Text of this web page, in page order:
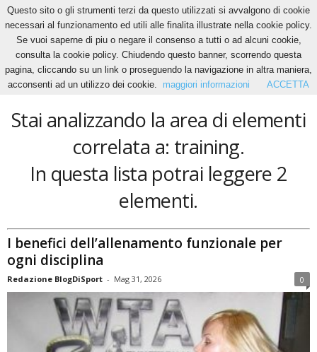
Home Tags Training
training
Stai analizzando la area di elementi
correlata a: training.
In questa lista potrai leggere 2
elementi.
I benefici dell’allenamento funzionale per
ogni disciplina
Redazione BlogDiSport - Mag 31, 2026 0
Questo sito o gli strumenti terzi da questo utilizzati si avvalgono di cookie
necessari al funzionamento ed utili alle finalita illustrate nella cookie policy.
Se vuoi saperne di piu o negare il consenso a tutti o ad alcuni cookie,
consulta la cookie policy. Chiudendo questo banner, scorrendo questa
pagina, cliccando su un link o proseguendo la navigazione in altra maniera,
acconsenti ad un utilizzo dei cookie.
maggiori informazioni ACCETTA